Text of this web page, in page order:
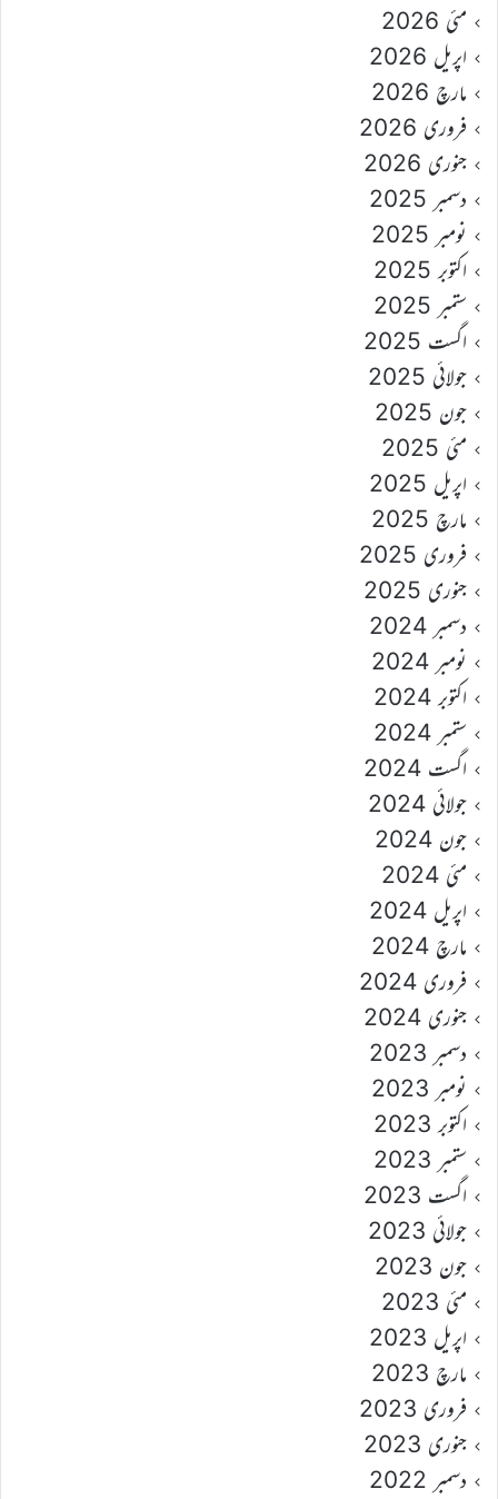
مئی 2026
اپریل 2026
مارچ 2026
فروری 2026
جنوری 2026
دسمبر 2025
نومبر 2025
اکتوبر 2025
ستمبر 2025
اگست 2025
جولائی 2025
جون 2025
مئی 2025
اپریل 2025
مارچ 2025
فروری 2025
جنوری 2025
دسمبر 2024
نومبر 2024
اکتوبر 2024
ستمبر 2024
اگست 2024
جولائی 2024
جون 2024
مئی 2024
اپریل 2024
مارچ 2024
فروری 2024
جنوری 2024
دسمبر 2023
نومبر 2023
اکتوبر 2023
ستمبر 2023
اگست 2023
جولائی 2023
جون 2023
مئی 2023
اپریل 2023
مارچ 2023
فروری 2023
جنوری 2023
دسمبر 2022